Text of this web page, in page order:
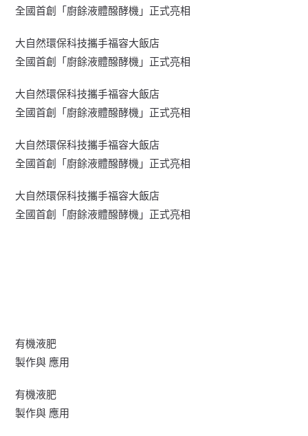
全國首創「廚餘液體醱酵機」正式亮相
大自然環保科技攜手福容大飯店
全國首創「廚餘液體醱酵機」正式亮相
大自然環保科技攜手福容大飯店
全國首創「廚餘液體醱酵機」正式亮相
大自然環保科技攜手福容大飯店
全國首創「廚餘液體醱酵機」正式亮相
大自然環保科技攜手福容大飯店
全國首創「廚餘液體醱酵機」正式亮相
有機液肥
製作與 應用
有機液肥
製作與 應用